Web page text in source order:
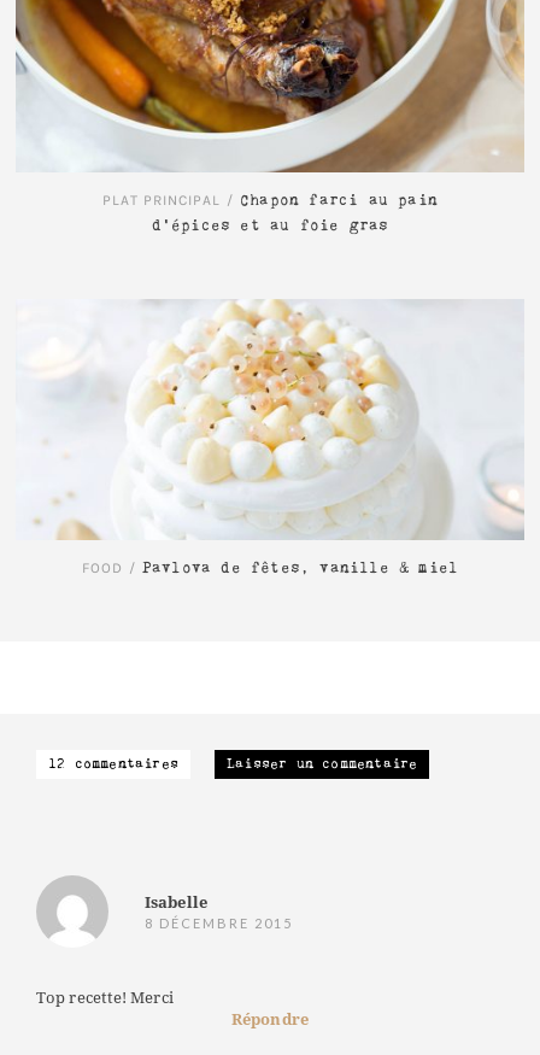
LIRE L'ARTICLE
PLAT PRINCIPAL / Chapon farci au pain
d’épices et au foie gras
LIRE L'ARTICLE
FOOD / Pavlova de fêtes, vanille & miel
12 commentaires Laisser un commentaire
Isabelle
8 DÉCEMBRE 2015
Top recette! Merci
Répondre